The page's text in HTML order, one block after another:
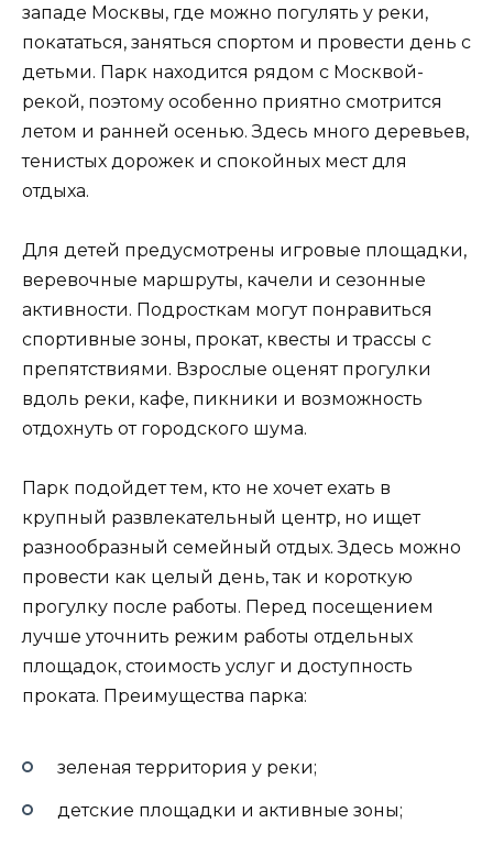
западе Москвы, где можно погулять у реки,
покататься, заняться спортом и провести день с
детьми. Парк находится рядом с Москвой-
рекой, поэтому особенно приятно смотрится
летом и ранней осенью. Здесь много деревьев,
тенистых дорожек и спокойных мест для
отдыха.
Для детей предусмотрены игровые площадки,
веревочные маршруты, качели и сезонные
активности. Подросткам могут понравиться
спортивные зоны, прокат, квесты и трассы с
препятствиями. Взрослые оценят прогулки
вдоль реки, кафе, пикники и возможность
отдохнуть от городского шума.
Парк подойдет тем, кто не хочет ехать в
крупный развлекательный центр, но ищет
разнообразный семейный отдых. Здесь можно
провести как целый день, так и короткую
прогулку после работы. Перед посещением
лучше уточнить режим работы отдельных
площадок, стоимость услуг и доступность
проката. Преимущества парка:
зеленая территория у реки;
детские площадки и активные зоны;